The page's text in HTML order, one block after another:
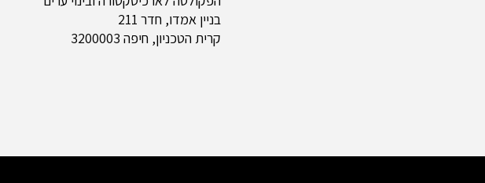
בניין אמדו, חדר 211
קרית הטכניון, חיפה 3200003